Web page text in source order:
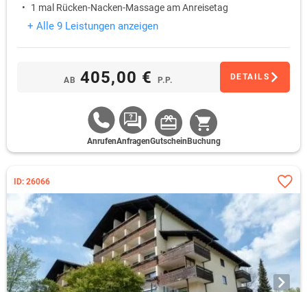
1 mal Rücken-Nacken-Massage am Anreisetag
+ Alle 9 Leistungen anzeigen
AB 405,00 € P.P. DETAILS
AnrufenAnfragenGutschein Buchung
ID: 26066